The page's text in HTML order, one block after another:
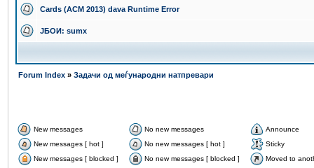
Cards (ACM 2013) dava Runtime Error
ЈБОИ: sumx
Forum Index » Задачи од меѓународни натпревари
New messages No new messages
Announce
New messages [ hot ]
No new messages [ hot ]
Sticky
New messages [ blocked ]
No new messages [ blocked ] Moved to